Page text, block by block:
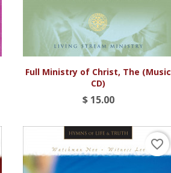
Vista rápida
Full Ministry of Christ, The (Music
CD)
$ 15.00
favorite_border